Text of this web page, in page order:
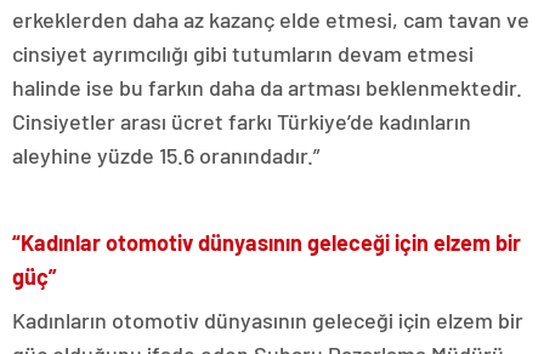
erkeklerden daha az kazanç elde etmesi, cam tavan ve
cinsiyet ayrımcılığı gibi tutumların devam etmesi
halinde ise bu farkın daha da artması beklenmektedir.
Cinsiyetler arası ücret farkı Türkiye’de kadınların
aleyhine yüzde 15.6 oranındadır.”
“Kadınlar otomotiv dünyasının geleceği için elzem bir
güç”
Kadınların otomotiv dünyasının geleceği için elzem bir